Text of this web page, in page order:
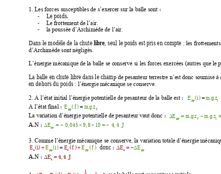
1. Les forces susceptibles de s’exercer sur la balle sont :
-
Le poids.
- Le frottement de l’air.
- la poussée d’Archimède de l’air.
Dans le modèle de la chute libre, seul le poids est pris en compte : les
d’Archimède sont négligés.
L’énergie mécanique de la balle se conserve si les forces exercées (autres que le
La balle en chute libre dans le champ de pesanteur terrestre n’est donc soumise
en dehors du poids : l’énergie mécanique se conserve.
2. A l’état initial l’énergie potentielle de pesanteur de la balle est : E pp(i) m.g.zi
A l’état final : E pp(f)m.g.z f
La variation d’énergie potentielle de pesanteur vaut donc : E pp  m.g.z f m.g.zi
A.N : Epp   0,045 9,8  10   4, 4 J
3. Comme l’énergie mécanique se conserve, la variation totale d’énergie
Ec(i) E pp(i)  Ec (f)E pp(f)
  donc
: Ec E pp
A.N : Ec4,4 J
1